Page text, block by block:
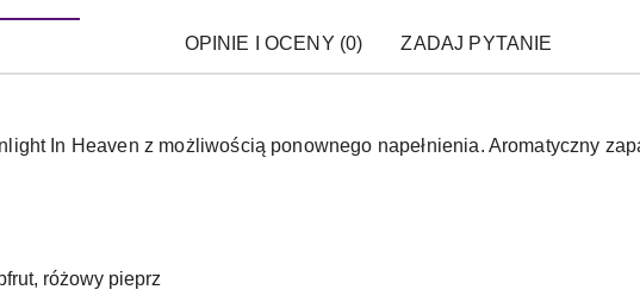
OPINIE I OCENY (0) ZADAJ PYTANIE
In Heaven z możliwością ponownego napełnienia. Aromatyczny
różowy pieprz